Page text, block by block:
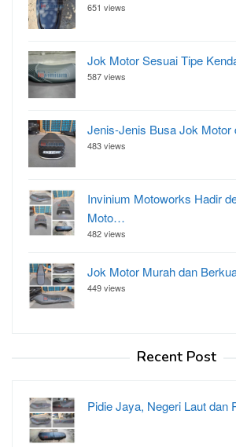
651 views
Jok Motor Sesuai Tipe
587 views
Jenis-Jenis Busa Jok
483 views
Invinium Motoworks Hadir
Moto…
482 views
Jok Motor Murah dan
449 views
Recent Post
Pidie Jaya, Negeri Laut